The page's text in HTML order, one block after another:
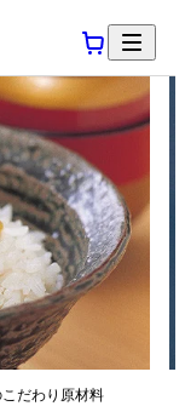
だわり原材料